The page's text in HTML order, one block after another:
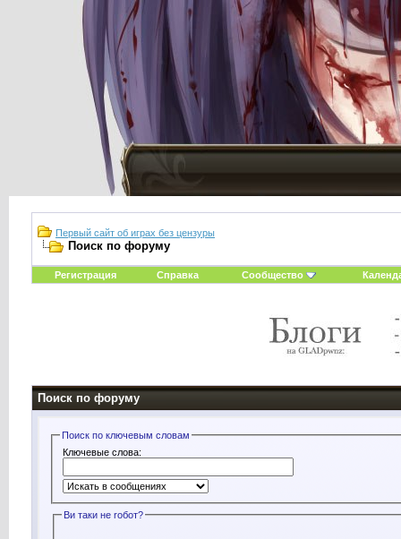
Первый сайт об играх без цензуры
Поиск по форуму
Регистрация Справка Сообщество
Поиск по форуму
Поиск по ключевым словам
Ключевые слова:
Ви таки не rобот?